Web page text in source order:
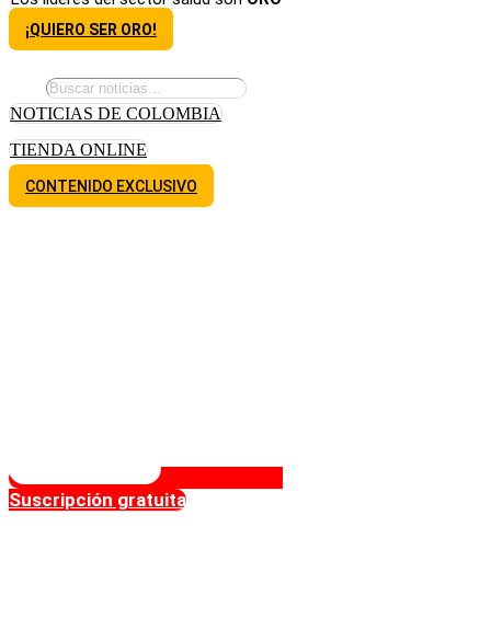
¡QUIERO SER ORO!
NOTICIAS DE COLOMBIA
TIENDA ONLINE
CONTENIDO EXCLUSIVO
Suscripción gratuita